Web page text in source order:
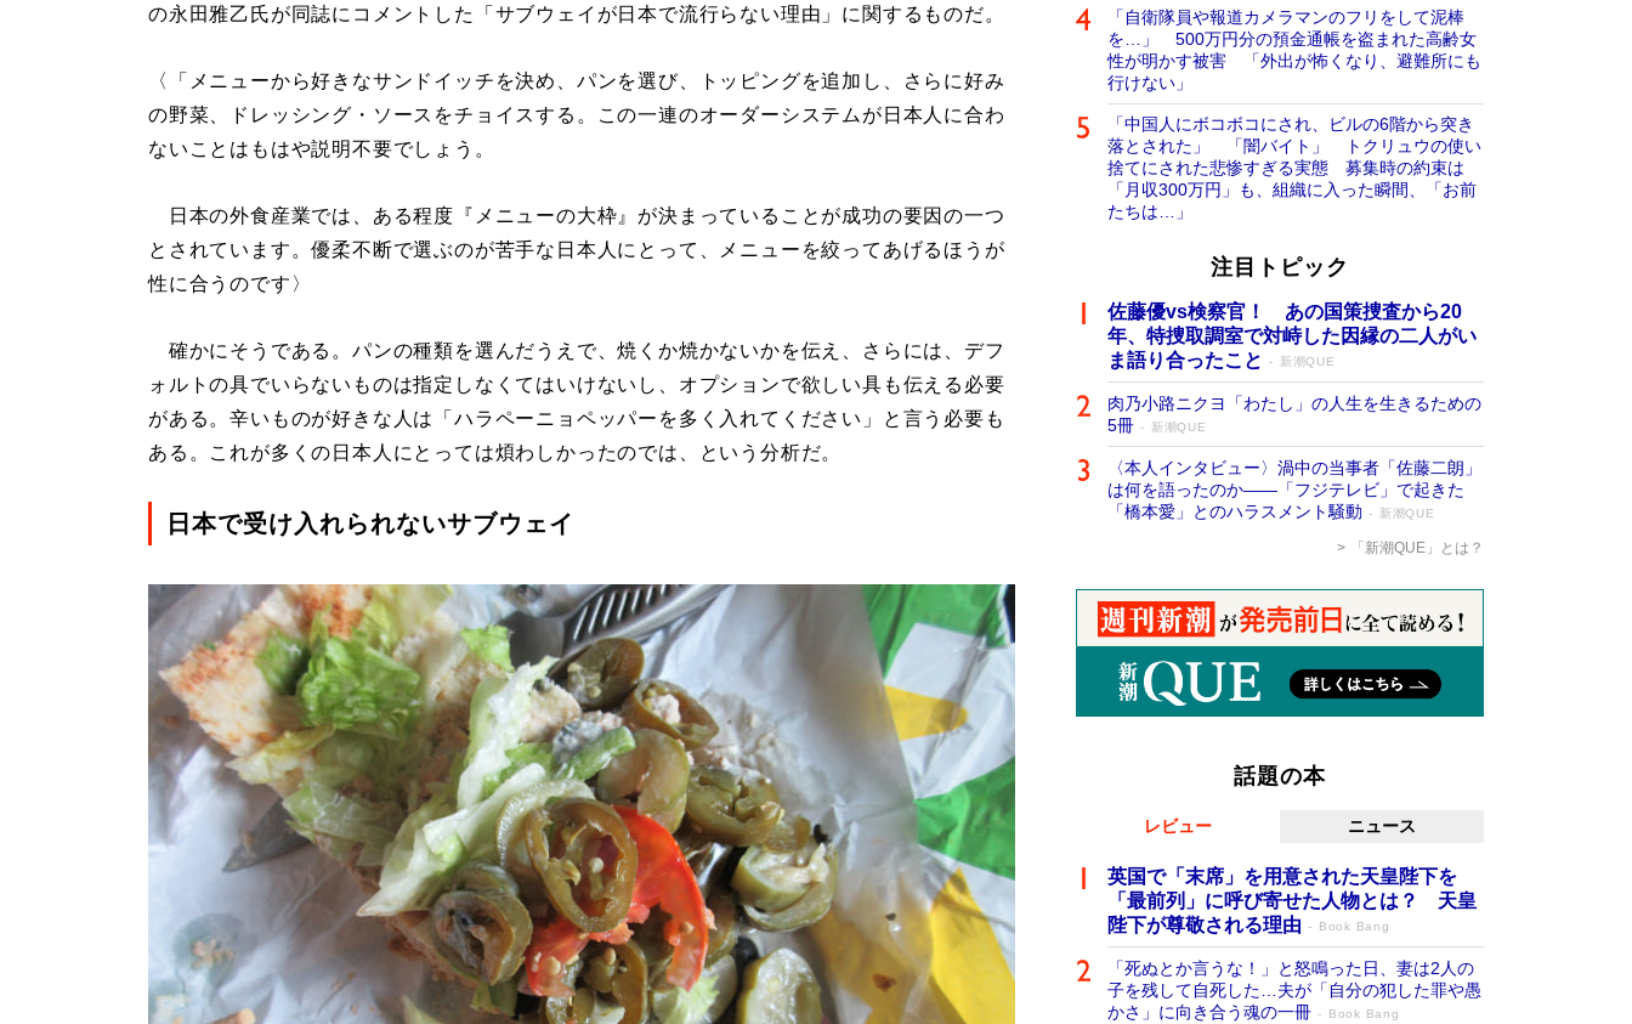
の永田雅乙氏が同誌にコメントした「サブウェイが日本で流行らない理由」に関するものだ。
〈「メニューから好きなサンドイッチを決め、パンを選び、トッピングを追加し、さらに好み
の野菜、ドレッシング・ソースをチョイスする。この一連のオーダーシステムが日本人に合わ
ないことはもはや説明不要でしょう。
日本の外食産業では、ある程度『メニューの大枠』が決まっていることが成功の要因の一つ
とされています。優柔不断で選ぶのが苦手な日本人にとって、メニューを絞ってあげるほうが
性に合うのです〉
確かにそうである。パンの種類を選んだうえで、焼くか焼かないかを伝え、さらには、デフ
ォルトの具でいらないものは指定しなくてはいけないし、オプションで欲しい具も伝える必要
がある。辛いものが好きな人は「ハラペーニョペッパーを多く入れてください」と言う必要も
ある。これが多くの日本人にとっては煩わしかったのでは、という分析だ。
日本で受け入れられないサブウェイ
「自衛隊員や報道カメラマンのフリをして泥棒
を…」 500万円分の預金通帳を盗まれた高齢女
性が明かす被害 「外出が怖くなり、避難所にも
行けない」
「中国人にボコボコにされ、ビルの6階から突き
落とされた」 「闇バイト」 トクリュウの使い
捨てにされた悲惨すぎる実態 募集時の約束は
「月収300万円」も、組織に入った瞬間、「お前
たちは…」
注目トピック
佐藤優vs検察官！ あの国策捜査から20
年、特捜取調室で対峙した因縁の二人がい
ま語り合ったこと
新潮QUE
肉乃小路ニクヨ「わたし」の人生を生きるための
5冊
新潮QUE
〈本人インタビュー〉渦中の当事者「佐藤二朗」
は何を語ったのか――「フジテレビ」で起きた
「橋本愛」とのハラスメント騒動
新潮QUE
「新潮QUE」とは？
話題の本
レビュー ニュース
英国で「末席」を用意された天皇陛下を
「最前列」に呼び寄せた人物とは？ 天皇
陛下が尊敬される理由
Book Bang
「死ぬとか言うな！」と怒鳴った日、妻は2人の
子を残して自死した…夫が「自分の犯した罪や愚
かさ」に向き合う魂の一冊
Book Bang